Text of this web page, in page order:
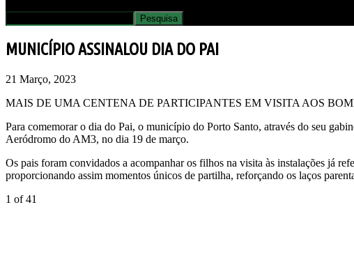
MUNICÍPIO ASSINALOU DIA DO PAI
21 Março, 2023
MAIS DE UMA CENTENA DE PARTICIPANTES EM VISITA AOS
Para comemorar o dia do Pai, o município do Porto Santo, através do seu
Aeródromo do AM3, no dia 19 de março.
Os pais foram convidados a acompanhar os filhos na visita às instalações já
proporcionando assim momentos únicos de partilha, reforçando os laços
1 of 41